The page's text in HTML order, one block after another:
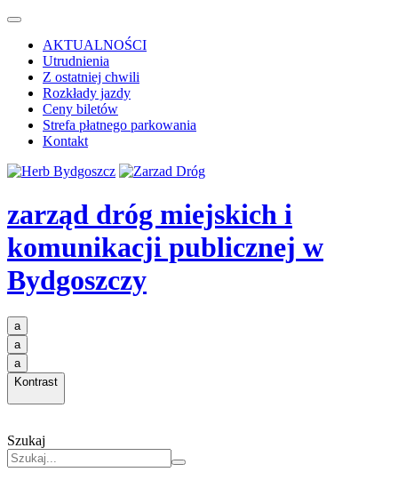
AKTUALNOŚCI
Utrudnienia
Z ostatniej chwili
Rozkłady jazdy
Ceny biletów
Strefa płatnego parkowania
Kontakt
zarząd dróg miejskich i
komunikacji publicznej w
Bydgoszczy
a
a
a
Kontrast
Szukaj